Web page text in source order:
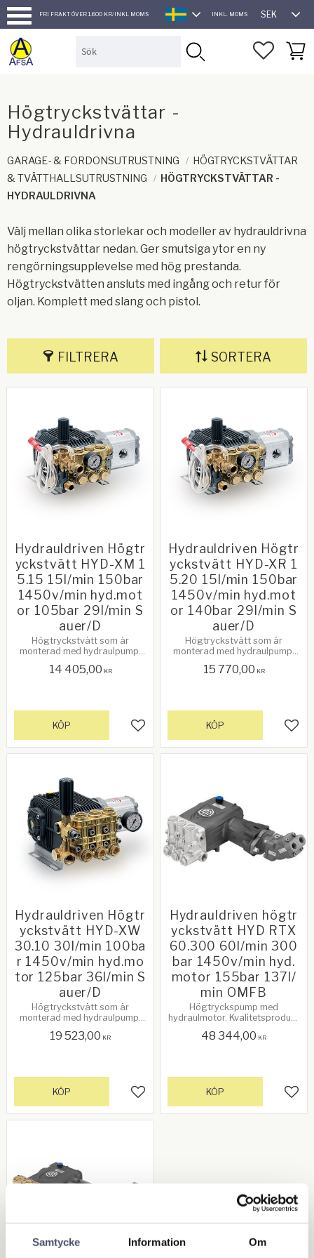
Samtycke Information Om
Meny
FRI FRAKT ÖVER 1.600 KR/INKL MOMS
SVENSKA
INKL. MOMS SEK
Högtryckstvättar -
Hydrauldrivna
GARAGE- & FORDONSUTRUSTNING
HÖGTRYCKSTVÄTTAR
& TVÄTTHALLSUTRUSTNING
HÖGTRYCKSTVÄTTAR -
HYDRAULDRIVNA
Välj mellan olika storlekar och modeller av hydrauldrivna
högtryckstvättar nedan. Ger smutsiga ytor en ny
rengörningsupplevelse med hög prestanda.
Högtryckstvätten ansluts med ingång och retur för
oljan. Komplett med slang och pistol.
FILTRERA SORTERA
Hydrauldriven Högtr
yckstvätt HYD-XM 1
5.15 15l/min 150bar
1450v/min hyd.mot
or 105bar 29l/min S
auer/D
Högtryckstvätt som är
monterad med hydraulpump.
Reverberi, Italien. Se mer info
14 405,00 KR
Lägg till i favoriter
KÖP
Hydrauldriven Högtr
yckstvätt HYD-XR 1
5.20 15l/min 150bar
1450v/min hyd.mot
or 140bar 29l/min S
auer/D
Högtryckstvätt som är
monterad med hydraulpump.
Reverberi, Italien. Se mer info
15 770,00 KR
KÖP
Hydrauldriven Högtr
yckstvätt HYD-XW
30.10 30l/min 100ba
r 1450v/min hyd.mo
tor 125bar 36l/min S
auer/D
Högtryckstvätt som är
monterad med hydraulpump.
Reverberi, Italien. Se mer info
19 523,00 KR
Lägg till i favoriter
KÖP
Hydrauldriven högtr
yckstvätt HYD RTX
60.300 60l/min 300
bar 1450v/min hyd.
motor 155bar 137l/
min OMFB
Högtryckspump med
hydraulmotor. Kvalitetsprodukt
Se mer info nedan!
48 344,00 KR
KÖP